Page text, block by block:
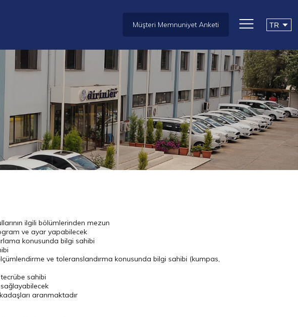
Müşteri Memnuniyet Anketi
ilgili bölümlerinden mezun
ve ayar yapabilecek
konusunda bilgi sahibi
ve toleranslandırma konusunda bilgi sahibi (kumpas,
sahibi
aranmaktadır